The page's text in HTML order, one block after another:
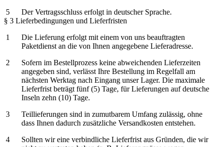
Der Vertragsschluss erfolgt in deutscher Sprache.
§ 3 Lieferbedingungen und Lieferfristen
Die Lieferung erfolgt mit einem von uns beauftragten
Paketdienst an die von Ihnen angegebene Lieferadresse.
Sofern im Bestellprozess keine abweichenden Lieferzeiten
angegeben sind, verlässt Ihre Bestellung im Regelfall am
nächsten Werktag nach Eingang unser Lager. Die maximale
Lieferfrist beträgt fünf (5) Tage, für Lieferungen auf deutsche
Inseln zehn (10) Tage.
Teillieferungen sind in zumutbarem Umfang zulässig, ohne
dass Ihnen dadurch zusätzliche Versandkosten entstehen.
Sollten wir eine verbindliche Lieferfrist aus Gründen, die wir